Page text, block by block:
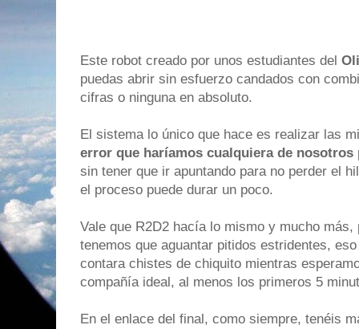
Este robot creado por unos estudiantes del
puedas abrir sin esfuerzo candados con
cifras o ninguna en absoluto.
El sistema lo único que hace es realizar las
error que haríamos cualquiera de
sin tener que ir apuntando para no perder el
el proceso puede durar un poco.
Vale que R2D2 hacía lo mismo y mucho
tenemos que aguantar pitidos estridentes,
contara chistes de chiquito mientras
compañía ideal, al menos los primeros 5
En el enlace del final, como siempre, tenéis